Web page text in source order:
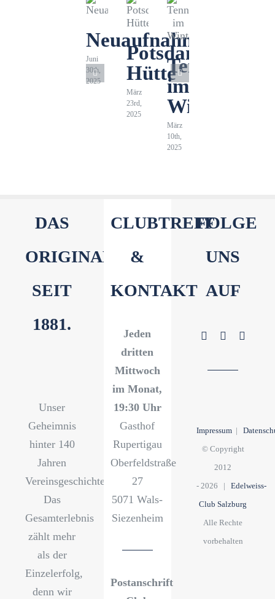
Neuaufnahmen
Juni
30th,
2025
Potsdamer
Hütte
März
23rd,
2025
im
Winter
März
10th,
2025
DAS
ORIGINAL
SEIT
1881.
Unser
Geheimnis
hinter 140
Jahren
Vereinsgeschichte?
Das
Gesamterlebnis
zählt mehr
als der
Einzelerfolg,
denn wir
CLUBTREFF
&
KONTAKT
Jeden
dritten
Mittwoch
im Monat,
19:30 Uhr
Gasthof
Rupertigau
Oberfeldstraße
27
5071 Wals-
Siezenheim
Postanschrift
FOLGE
UNS
AUF
Impressum|
© Copyright
2012
- 2026 | Edelweiss-
Club Salzburg
Alle Rechte
vorbehalten